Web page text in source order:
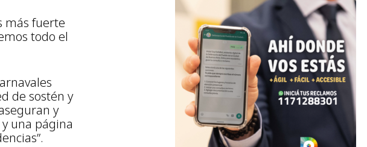
más fuerte
todo el
de sostén y
y
una página